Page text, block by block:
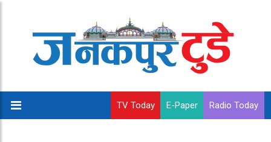
TV Today E-Paper Radio Today